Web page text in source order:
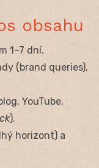
obsahu
1–7 dní.
(brand queries),
YouTube,
).
horizont) a